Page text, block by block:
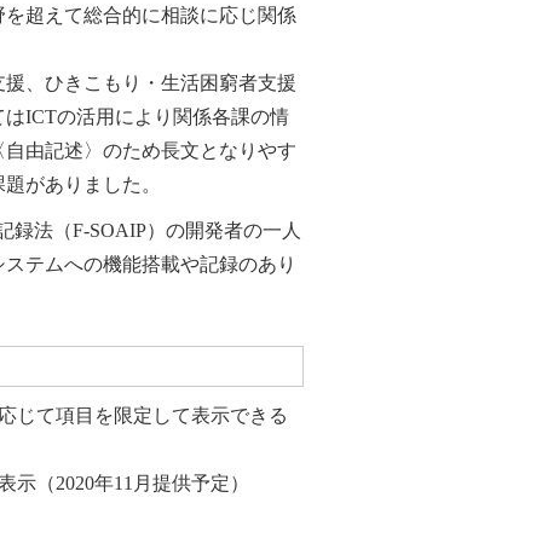
超えて総合的に相談に応じ関係
、ひきこもり・生活困窮者支援
ICTの活用により関係各課の情
由記述〉のため長文となりやす
がありました。
法（F-SOAIP）の開発者の一人
テムへの機能搭載や記録のあり
じて項目を限定して表示できる
（2020年11月提供予定）